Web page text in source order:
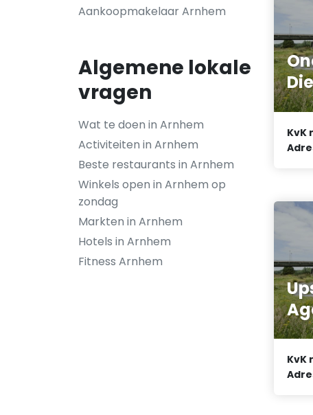
Aankoopmakelaar Arnhem
Algemene lokale
vragen
Wat te doen in Arnhem
Activiteiten in Arnhem
Beste restaurants in Arnhem
Winkels open in Arnhem op
zondag
Markten in Arnhem
Hotels in Arnhem
Fitness Arnhem
KvK
KvK